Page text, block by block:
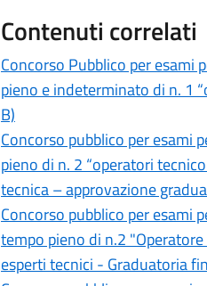
Contenuti correlati
Concorso Pubblico per esami
pieno e indeterminato di n. 1
B)
Concorso pubblico per esami
pieno di n. 2 “operatori
tecnica – approvazione
Concorso pubblico per esami
tempo pieno di n.2
esperti tecnici - Graduatoria